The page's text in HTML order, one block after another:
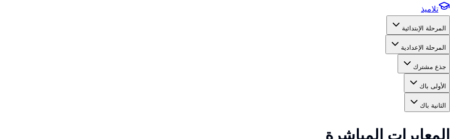
تلاميذ
المرحلة الإبتدائية
المرحلة الإعدادية
جذع مشترك
الأولى باك
الثانية باك
المعايرات المباشرة